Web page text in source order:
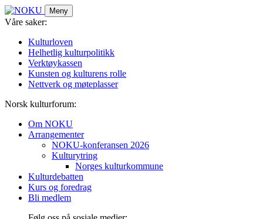
Skip
to
Meny
Våre saker:
Kulturloven
Helhetlig kulturpolitikk
Verktøykassen
Kunsten og kulturens rolle
Nettverk og møteplasser
Norsk kulturforum:
Om NOKU
Arrangementer
NOKU-konferansen 2026
Kulturytring
Norges kulturkommune
Kulturdebatten
Kurs og foredrag
Bli medlem